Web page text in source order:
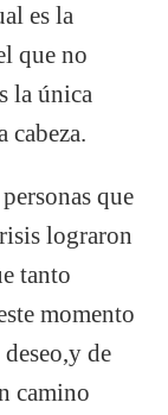
es la
que no
la única
cabeza.
que
lograron
tanto
momento
de
camino